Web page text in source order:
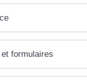
formulaires